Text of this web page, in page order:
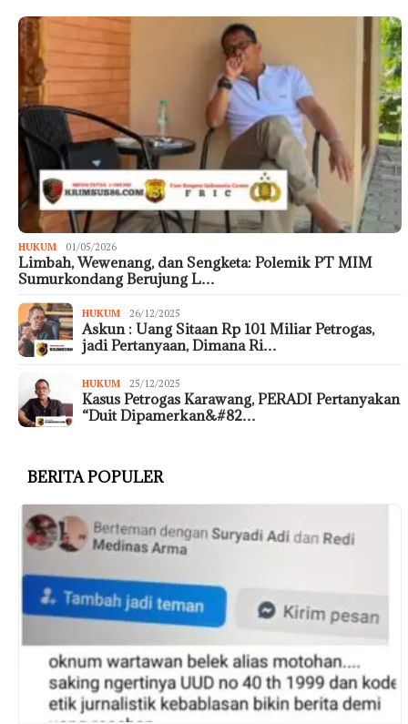
HUKUM 01/05/2026
Limbah, Wewenang, dan Sengketa: Polemik PT MIM
Sumurkondang Berujung L…
HUKUM 26/12/2025
Askun : Uang Sitaan Rp 101 Miliar Petrogas,
jadi Pertanyaan, Dimana Ri…
HUKUM 25/12/2025
Kasus Petrogas Karawang, PERADI Pertanyakan
“Duit Dipamerkan&#82…
BERITA POPULER